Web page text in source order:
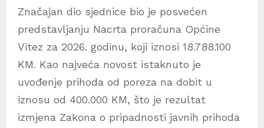
d
k
t
o
a
u
i
Značajan dio sjednice bio je posvećen
predstavljanju Nacrta proračuna Općine
Vitez za 2026. godinu, koji iznosi 18.788.100
KM. Kao najveća novost istaknuto je
uvođenje prihoda od poreza na dobit u
iznosu od 400.000 KM, što je rezultat
izmjena Zakona o pripadnosti javnih prihoda